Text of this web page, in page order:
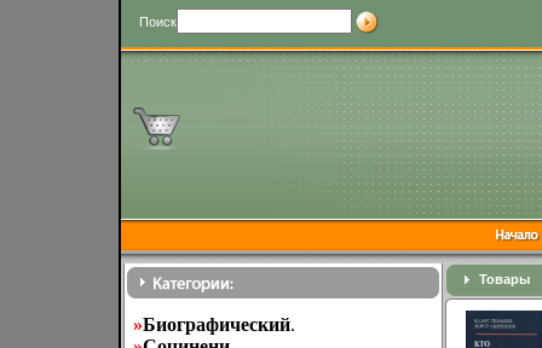
Поиск
»Биографический.
Товары